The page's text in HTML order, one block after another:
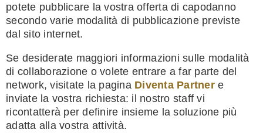
potete pubblicare la vostra offerta di capodanno
secondo varie modalità di pubblicazione previste
dal sito internet.
Se desiderate maggiori informazioni sulle modalità
di collaborazione o volete entrare a far parte del
network, visitate la pagina Diventa Partnere
inviate la vostra richiesta: il nostro staff vi
ricontatterà per definire insieme la soluzione più
adatta alla vostra attività.